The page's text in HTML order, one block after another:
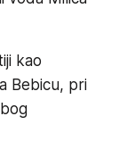
kao
Bebicu, pri